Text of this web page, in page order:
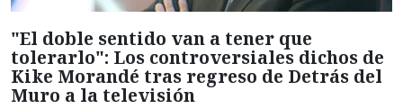
"El doble sentido van a tener que
tolerarlo": Los controversiales dichos de
Kike Morandé tras regreso de Detrás del
Muro a la televisión